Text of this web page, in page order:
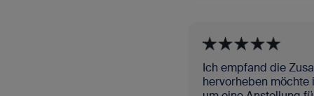
Ich empfand die
hervorheben möchte